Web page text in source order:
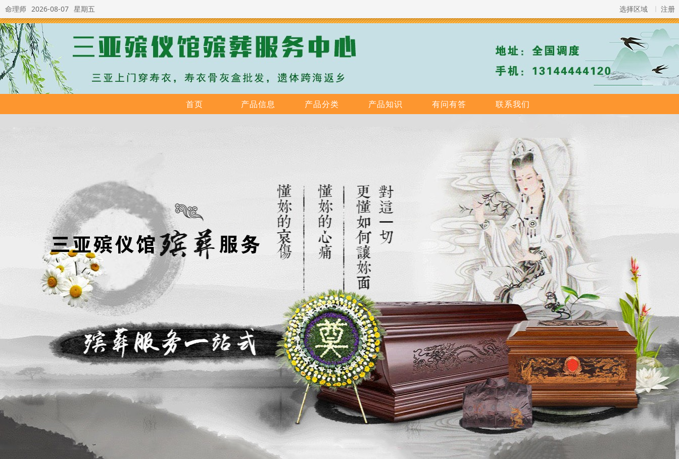
命理师 2026-08-07 星期五 选择区域 注册
首页 产品信息 产品分类 产品知识 有问有答 联系我们